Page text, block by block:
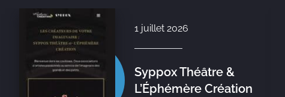
1 juillet 2026
Syppox Théâtre &
L’Éphémère Création